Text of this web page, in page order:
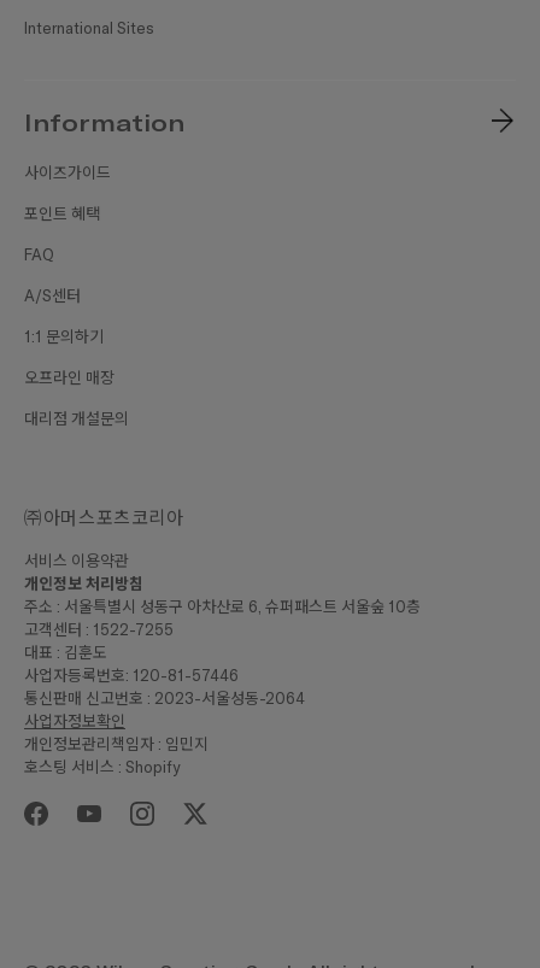
합계
International Sites
Information
사이즈가이드
포인트 혜택
FAQ
A/S센터
1:1 문의하기
오프라인 매장
대리점 개설문의
㈜아머스포츠코리아
서비스 이용약관
개인정보 처리방침
주소 : 서울특별시 성동구 아차산로 6, 슈퍼패스트 서울숲 10층
고객센터 : 1522-7255
대표 : 김훈도
사업자등록번호: 120-81-57446
통신판매 신고번호 : 2023-서울성동-2064
사업자정보확인
개인정보관리책임자 : 임민지
호스팅 서비스 : Shopify